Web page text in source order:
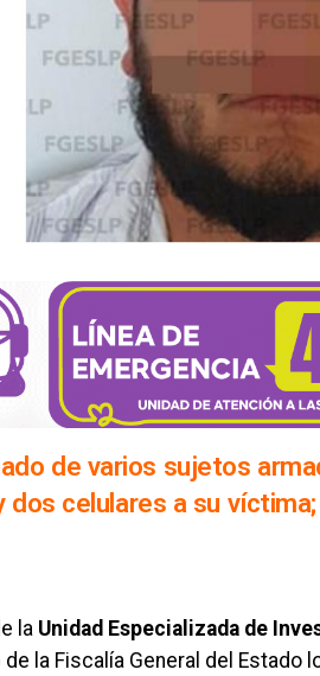
de varios sujetos
celulares a su
la Unidad Especializada de
de la Fiscalía General del Estado